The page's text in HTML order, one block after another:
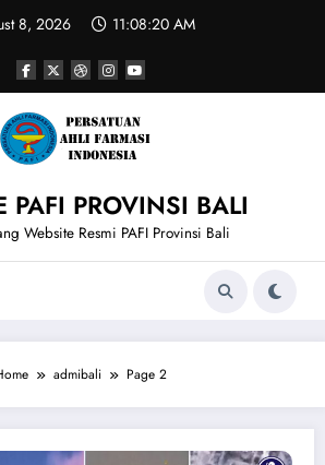
8, 2026 11:08:20 AM
PAFI PROVINSI BALI
Website Resmi PAFI Provinsi Bali
admibali Page 2